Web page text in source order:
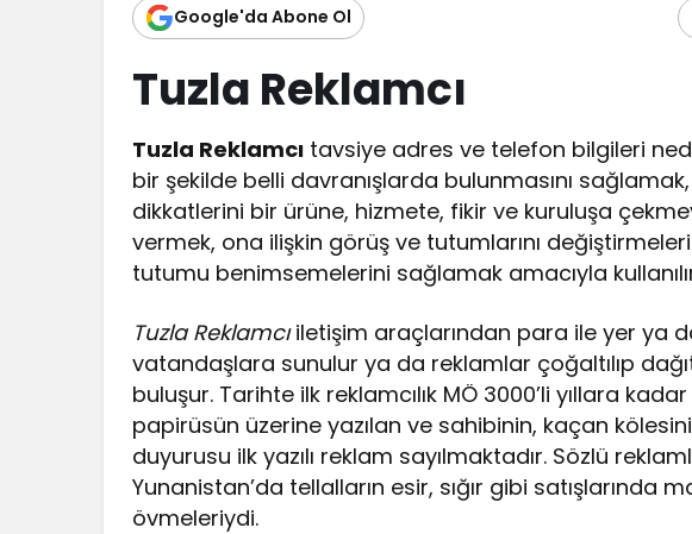
Google'da Abone Ol
Tuzla Reklamcı
Tuzla Reklamcı tavsiye adres ve telefon bilgileri
bir şekilde belli davranışlarda bulunmasını
dikkatlerini bir ürüne, hizmete, fikir ve kuruluşa
vermek, ona ilişkin görüş ve tutumlarını
tutumu benimsemelerini sağlamak amacıyla
Tuzla Reklamcıiletişim araçlarından para ile yer ya
vatandaşlara sunulur ya da reklamlar çoğaltılıp
buluşur. Tarihte ilk reklamcılık MÖ 3000’li yıllara
papirüsün üzerine yazılan ve sahibinin, kaçan
duyurusu ilk yazılı reklam sayılmaktadır. Sözlü
Yunanistan’da tellalların esir, sığır gibi satışlarında
övmeleriydi.